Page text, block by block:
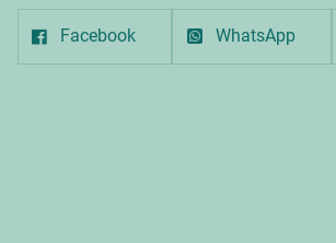
Facebook WhatsApp